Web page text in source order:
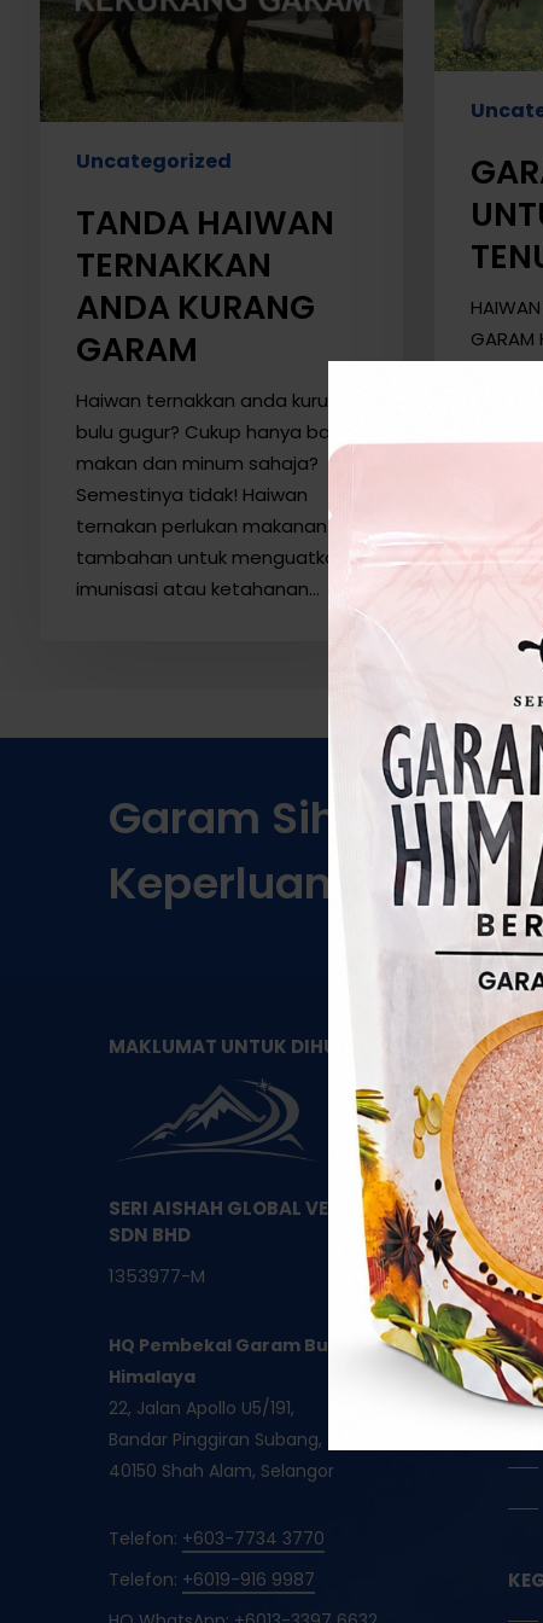
GARAM
Uncategorized
TANDA HAIWAN
TERNAKKAN
ANDA KURANG
GARAM
Haiwan ternakkan anda kurus,
bulu gugur? Cukup hanya bagi
makan dan minum sahaja?
Semestinya tidak! Haiwan
ternakan perlukan makanan
tambahan untuk menguatkan
imunisasi atau ketahanan…
paling
Garam Sihat
Keperluan!
MAKLUMAT UNTUK DIHUBUNGI
SERI AISHAH GLOBAL VENTURES
SDN BHD
1353977-M
HQ Pembekal Garam Bukit Asli
Himalaya
22, Jalan Apollo U5/191,
Bandar Pinggiran Subang,
40150 Shah Alam, Selangor
Telefon: +603-7734 3770
Telefon: +6019-916 9987